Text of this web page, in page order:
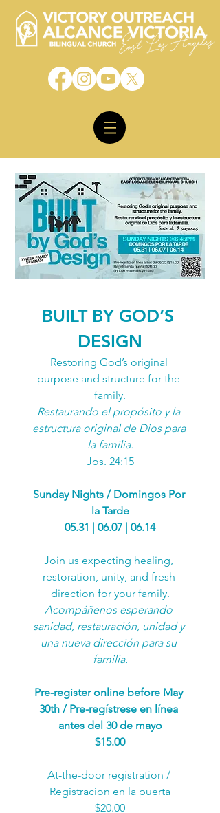
BUILT BY GOD’S
DESIGN
Restoring God’s original
purpose and structure for the
family.
Restaurando el propósito y la
estructura original de Dios para
la familia.
Jos. 24:15
Sunday Nights / Domingos Por
la Tarde
05.31 | 06.07 | 06.14
Join us expecting healing,
restoration, unity, and fresh
direction for your family.
Acompáñenos esperando
sanidad, restauración, unidad y
una nueva dirección para su
familia.
Pre-register online before May
30th / Pre-regístrese en línea
antes del 30 de mayo
$15.00
At-the-door registration /
Registracion en la puerta
$20.00